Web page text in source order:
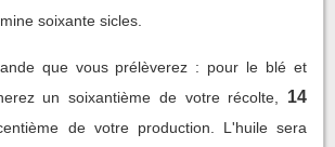
soixante sicles.
que vous prélèverez : pour le blé et
un soixantième de votre récolte,
14
de votre production. L'huile sera